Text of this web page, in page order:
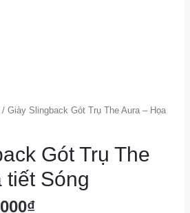
Giày Slingback Gót Trụ The Aura – Họa
Gót Trụ The
tiết Sóng
₫Giá